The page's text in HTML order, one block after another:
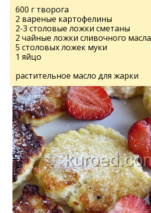
600 г творога
2 вареные картофелины
2-3 столовые ложки сметаны
2 чайные ложки сливочного масла
5 столовых ложек муки
1 яйцо
растительное масло для жарки